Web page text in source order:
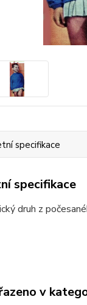
specifikace
specifikace
druh z
v